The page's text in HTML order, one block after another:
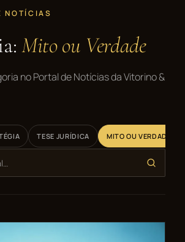
NOTÍCIAS
Mito ou Verdade
no Portal de Notícias da Vitorino &
TESE JURÍDICA MITO OU VERDADE